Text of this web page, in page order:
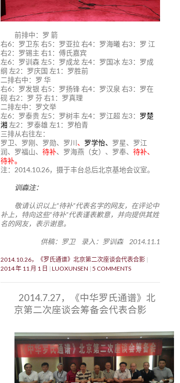
前排中：罗 箭
右6：罗卫东 右5：罗亚拉 右4：罗海曦 右3：罗 江
右2：罗锡主 右1：傅氏嘉宾
左6：罗训森 左5：罗成龙 左4：罗国冰 左3：罗成
纲 左2：罗庆国 左1：罗胜前
二排右中：罗 华
右6：罗发银 右5：罗扬锋 右4：罗汉泉 右3：罗在
砚 右2：罗 芬 右1：罗真理
二排左中：罗文举
左6：罗泰贵 左5：罗树丰 左4：罗江超 左3： 罗楚
湘 左2：罗泰雄 左1：罗柏青
三排从右往左：
罗卫、罗刚、罗勋、罗川、 罗学怡、 罗星、罗江
润、罗福山、 待补、罗海燕（女）、罗奉、 待补、
待补。
注：2014.10.26，摄于丰台总后北京基地会议室。
训森注：
敬请认识以上“待补”代表名字的网友，在评论中
补上，特向这些“待补”代表谨表歉意，并向提供其姓
名的网友，表示谢意。
供稿：罗卫 录入：罗训森 2014.11.1
2014.10.26，《罗氏通谱》北京第二次座谈会代表合影
2014 年 11 月 1 日
LUOXUNSEN 5 COMMENTS
2014.7.27，《中华罗氏通谱》北
京第二次座谈会筹备会代表合影